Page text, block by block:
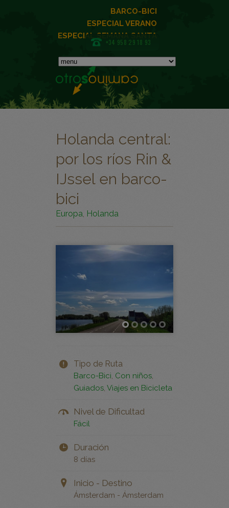
BARCO-BICI
ESPECIAL VERANO
ESPECIAL SEMANA SANTA
+34 958 29 18 93
Holanda central:
por los ríos Rin &
IJssel en barco-
bici
Europa Holanda
Elburg
Tipo de Ruta
Barco-Bici,Con niños,
Nivel de Dificultad
Duración
Inicio - Destino